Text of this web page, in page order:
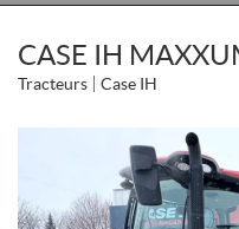
CASE IH
Tracteurs Case IH